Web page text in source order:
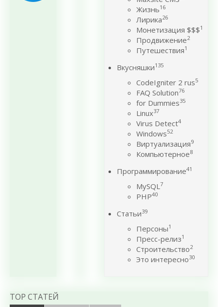
Жизнь16
Лирика26
Монетизация $$$1
Продвижение2
Путешествия1
Вкусняшки135
CodeIgniter 2 rus5
FAQ Solution76
for Dummies35
Linux37
Virus Detect4
Windows52
Виртуализация9
Компьютерное8
Программирование41
MySQL7
PHP40
Статьи39
Персоны1
Пресс-релиз1
Строительство2
Это интересно30
TOP СТАТЕЙ